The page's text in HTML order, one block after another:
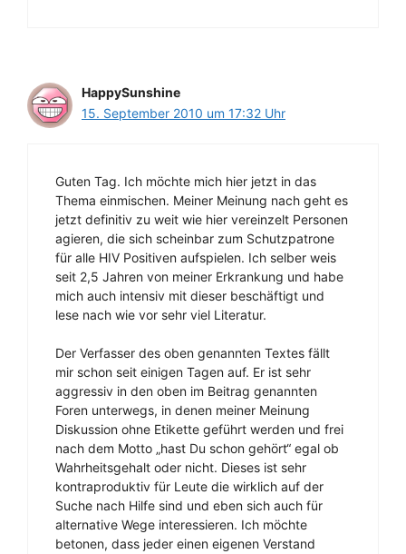
HappySunshine
15. September 2010 um 17:32 Uhr
Guten Tag. Ich möchte mich hier jetzt in das
Thema einmischen. Meiner Meinung nach geht es
jetzt definitiv zu weit wie hier vereinzelt Personen
agieren, die sich scheinbar zum Schutzpatrone
für alle HIV Positiven aufspielen. Ich selber weis
seit 2,5 Jahren von meiner Erkrankung und habe
mich auch intensiv mit dieser beschäftigt und
lese nach wie vor sehr viel Literatur.
Der Verfasser des oben genannten Textes fällt
mir schon seit einigen Tagen auf. Er ist sehr
aggressiv in den oben im Beitrag genannten
Foren unterwegs, in denen meiner Meinung
Diskussion ohne Etikette geführt werden und frei
nach dem Motto „hast Du schon gehört“ egal ob
Wahrheitsgehalt oder nicht. Dieses ist sehr
kontraproduktiv für Leute die wirklich auf der
Suche nach Hilfe sind und eben sich auch für
alternative Wege interessieren. Ich möchte
betonen, dass jeder einen eigenen Verstand